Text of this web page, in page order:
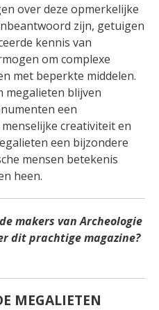
over deze opmerkelijke
zijn, getuigen
kennis van
om complexe
met beperkte middelen.
megalieten blijven
een
creativiteit en
een bijzondere
mensen betekenis
heen.
makers van Archeologie
dit prachtige magazine?
MEGALIETEN